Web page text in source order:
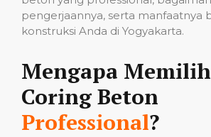
pengerjaannya, serta manfaatnya
konstruksi Anda di Yogyakarta.
Mengapa Memilih
Coring Beton
Professional?